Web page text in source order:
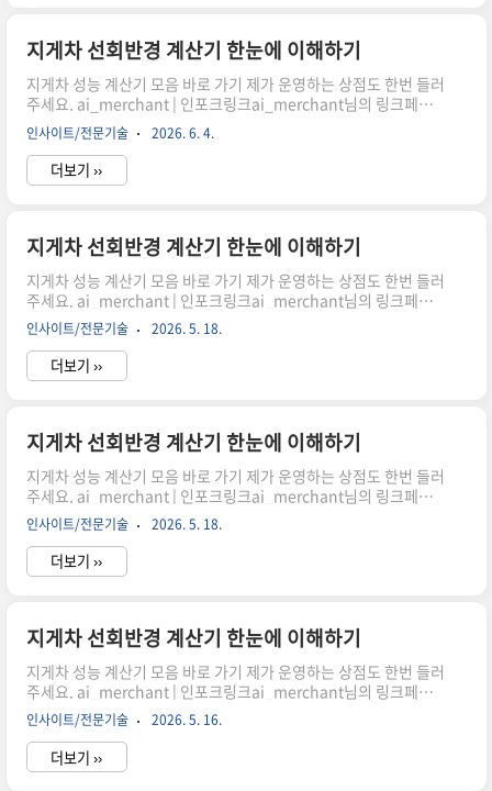
시어, 주문하시면 저에게 많은 도움이 됩니다. 감사합니다."이 포스
팅은 쿠팡 파트너스 활동의 일환으로, 이에 따른 일정액의 수수료를
제공받습니다." 지게차를 실제로 운..
지게차 선회반경 계산기 한눈에 이해하기
지게차 성능 계산기 모음 바로 가기 제가 운영하는 상점도 한번 들러
주세요. ai_merchant | 인포크링크ai_merchant님의 링크페이
지를 구경해보세요 👀link.inpock.co.kr 최소 회전 공간 어떻게 계
산할까?지게차 작업 시 가장 중요한 요소 중 하나는 바로 회전 공간
입니다. 좁은 창고나 물류 현장에서 효율적으로 움직이기 위해서는
정확한 선회반경 계산이 필수입니다. 이 글에서는 휠베이스와 조향
시어, 주문하시면 저에게 많은 도움이 됩니다. 감사합니다."이 포스
팅은 쿠팡 파트너스 활동의 일환으로, 이에 따른 일정액의 수수료를
제공받습니다." 지게차를 실제로 운..
인사이트/전문기술 2026. 6. 4.
더보기 ››
지게차 선회반경 계산기 한눈에 이해하기
지게차 성능 계산기 모음 바로 가기 제가 운영하는 상점도 한번 들러
주세요. ai_merchant | 인포크링크ai_merchant님의 링크페이
지를 구경해보세요 👀link.inpock.co.kr 최소 회전 공간 어떻게 계
산할까?지게차 작업 시 가장 중요한 요소 중 하나는 바로 회전 공간
입니다. 좁은 창고나 물류 현장에서 효율적으로 움직이기 위해서는
정확한 선회반경 계산이 필수입니다. 이 글에서는 휠베이스와 조향
시어, 주문하시면 저에게 많은 도움이 됩니다. 감사합니다."이 포스
팅은 쿠팡 파트너스 활동의 일환으로, 이에 따른 일정액의 수수료를
제공받습니다." 지게차를 실제로 운..
인사이트/전문기술 2026. 5. 18.
더보기 ››
지게차 선회반경 계산기 한눈에 이해하기
지게차 성능 계산기 모음 바로 가기 제가 운영하는 상점도 한번 들러
주세요. ai_merchant | 인포크링크ai_merchant님의 링크페이
지를 구경해보세요 👀link.inpock.co.kr 최소 회전 공간 어떻게 계
산할까?지게차 작업 시 가장 중요한 요소 중 하나는 바로 회전 공간
입니다. 좁은 창고나 물류 현장에서 효율적으로 움직이기 위해서는
정확한 선회반경 계산이 필수입니다. 이 글에서는 휠베이스와 조향
시어, 주문하시면 저에게 많은 도움이 됩니다. 감사합니다."이 포스
팅은 쿠팡 파트너스 활동의 일환으로, 이에 따른 일정액의 수수료를
제공받습니다." 지게차를 실제로 운..
인사이트/전문기술 2026. 5. 18.
더보기 ››
지게차 선회반경 계산기 한눈에 이해하기
지게차 성능 계산기 모음 바로 가기 제가 운영하는 상점도 한번 들러
주세요. ai_merchant | 인포크링크ai_merchant님의 링크페이
지를 구경해보세요 👀link.inpock.co.kr 최소 회전 공간 어떻게 계
산할까?지게차 작업 시 가장 중요한 요소 중 하나는 바로 회전 공간
입니다. 좁은 창고나 물류 현장에서 효율적으로 움직이기 위해서는
정확한 선회반경 계산이 필수입니다. 이 글에서는 휠베이스와 조향
인사이트/전문기술 2026. 5. 16.
더보기 ››